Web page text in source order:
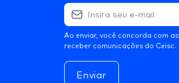
Ao enviar, você concorda com as
receber comunicações do Ceisc.
Enviar